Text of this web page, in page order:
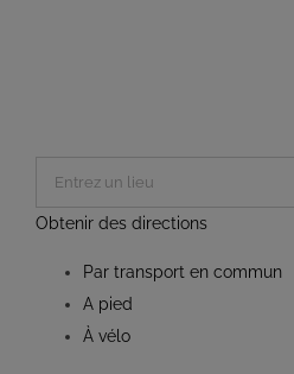
Obtenir des directions
Par transport en commun
A pied
À vélo